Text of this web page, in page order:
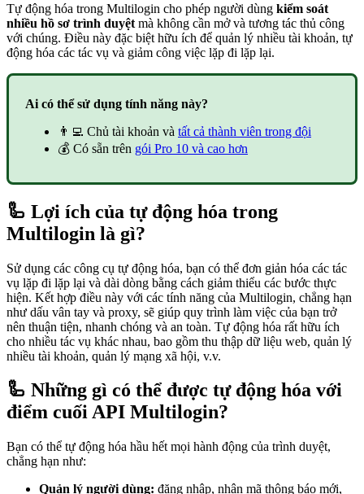
Tự động hóa trong Multilogin cho phép người dùng kiểm soát
nhiều hồ sơ trình duyệt mà không cần mở và tương tác thủ công
với chúng. Điều này đặc biệt hữu ích để quản lý nhiều tài khoản, tự
động hóa các tác vụ và giảm công việc lặp đi lặp lại.
Ai có thể sử dụng tính năng này?
👨‍💻 Chủ tài khoản và tất cả thành viên trong đội
💰 Có sẵn trên gói Pro 10 và cao hơn
🦾 Lợi ích của tự động hóa trong
Multilogin là gì?
Sử dụng các công cụ tự động hóa, bạn có thể đơn giản hóa các tác
vụ lặp đi lặp lại và dài dòng bằng cách giảm thiểu các bước thực
hiện. Kết hợp điều này với các tính năng của Multilogin, chẳng hạn
như dấu vân tay và proxy, sẽ giúp quy trình làm việc của bạn trở
nên thuận tiện, nhanh chóng và an toàn. Tự động hóa rất hữu ích
cho nhiều tác vụ khác nhau, bao gồm thu thập dữ liệu web, quản lý
nhiều tài khoản, quản lý mạng xã hội, v.v.
🦾 Những gì có thể được tự động hóa với
điểm cuối API Multilogin?
Bạn có thể tự động hóa hầu hết mọi hành động của trình duyệt,
chẳng hạn như:
Quản lý người dùng: đăng nhập, nhận mã thông báo mới,